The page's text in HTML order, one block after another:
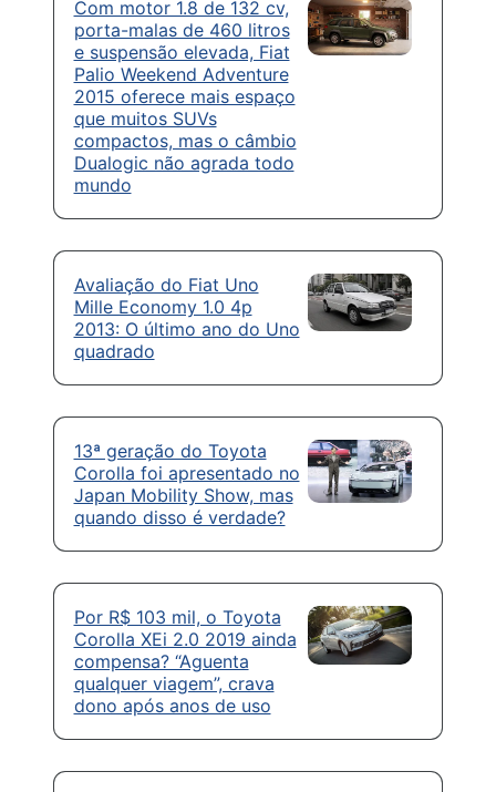
Com motor 1.8 de 132 cv,
porta-malas de 460 litros
e suspensão elevada, Fiat
Palio Weekend Adventure
2015 oferece mais espaço
que muitos SUVs
compactos, mas o câmbio
Dualogic não agrada todo
mundo
Avaliação do Fiat Uno
Mille Economy 1.0 4p
2013: O último ano do Uno
quadrado
13ª geração do Toyota
Corolla foi apresentado no
Japan Mobility Show, mas
quando disso é verdade?
Por R$ 103 mil, o Toyota
Corolla XEi 2.0 2019 ainda
compensa? “Aguenta
qualquer viagem”, crava
dono após anos de uso